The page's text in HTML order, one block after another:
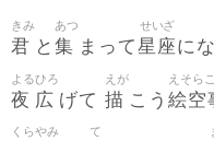
君
きみ
と 集
あつ
まって星座
せいざ
に
夜
よる
広
ひろ
げて 描
えが
こう 絵空
えそら
くらやみ て